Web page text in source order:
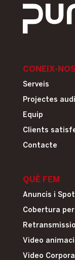
CONEIX-NOS
Serveis
Projectes
Equip
Clients
Contacte
QUÈ FEM
Anuncis i
Cobertura
Video
Video